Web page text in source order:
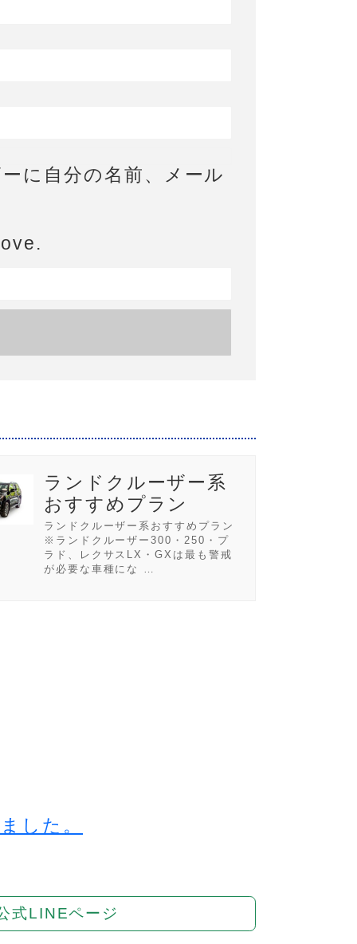
に自分の名前、メール
ランドクルーザー系
おすすめプラン
ランドクルーザー系おすすめプラン
※ランドクルーザー300・250・プ
ラド、レクサスLX・GXは最も警戒
が必要な車種にな …
した。
式LINEページ